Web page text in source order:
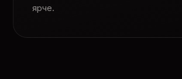
ярче.